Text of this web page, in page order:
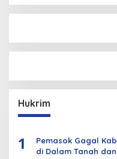
Hukrim
1
Pemasok Gagal
di Dalam Tanah